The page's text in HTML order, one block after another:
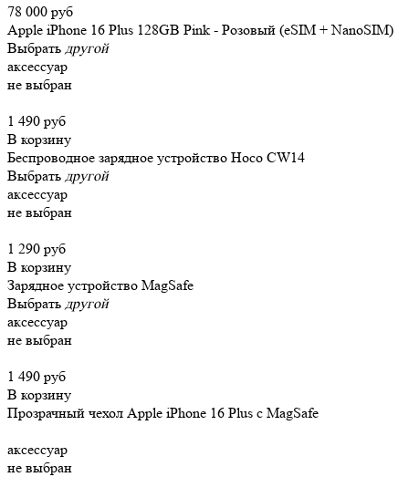
78 000 руб
Apple iPhone 16 Plus 128GB Pink - Розовый (eSIM + NanoSIM)
Выбрать другой
аксессуар
не выбран
1 490 руб
В корзину
Беспроводное зарядное устройство Hoco CW14
Выбрать другой
аксессуар
не выбран
1 290 руб
В корзину
Зарядное устройство MagSafe
Выбрать другой
аксессуар
не выбран
1 490 руб
В корзину
Прозрачный чехол Apple iPhone 16 Plus c MagSafe
аксессуар
не выбран